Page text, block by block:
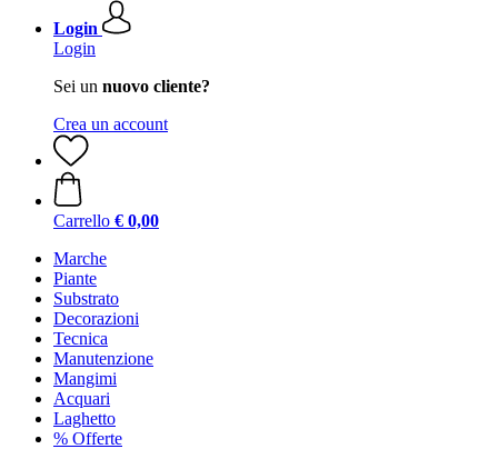
Login
Login
Sei un nuovo cliente?
Crea un account
Carrello € 0,00
Marche
Piante
Substrato
Decorazioni
Tecnica
Manutenzione
Mangimi
Acquari
Laghetto
% Offerte